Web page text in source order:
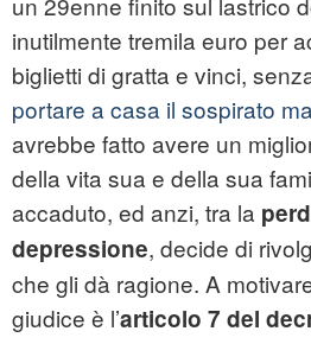
inutilmente tremila euro per
biglietti di gratta e vinci,
portare a casa il sospirato
avrebbe fatto avere un
della vita sua e della sua
accaduto, ed anzi, tra la
depressione, decide di
che gli dà ragione. A
giudice è l’articolo 7 del